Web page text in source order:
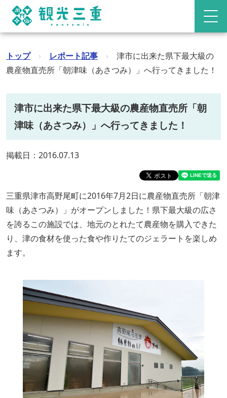
トップ › レポート記事 ›
津市に出来た県下最大級の
農産物直売所「朝津味（あさつみ）」へ行ってきました！
津市に出来た県下最大級の農産物直売所「朝
津味（あさつみ）」へ行ってきました！
掲載日：2016.07.13
三重県津市高野尾町に2016年7月2日に農産物直売所「朝津
味（あさつみ）」がオープンしました！県下最大級の広さ
を誇るこの施設では、地元のとれたて農産物を購入できた
り、津の食材を使った食や作りたてのジェラートを楽しめ
ます。